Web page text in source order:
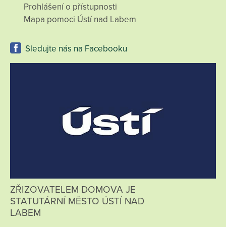
Prohlášení o přístupnosti
Mapa pomoci Ústí nad Labem
Sledujte nás na Facebooku
ZŘIZOVATELEM DOMOVA JE
STATUTÁRNÍ MĚSTO ÚSTÍ NAD
LABEM